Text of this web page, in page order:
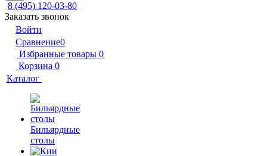
8 (495) 120-03-80
Заказать звонок
Войти
Сравнение0
Избранные товары 0
Корзина 0
Каталог
Бильярдные
столы